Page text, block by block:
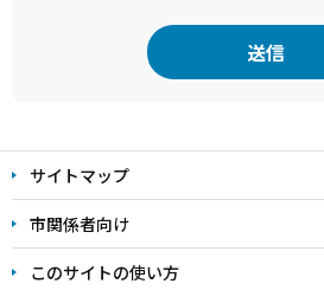
文
こ
こ
ま
サイトマップ
市関係者向け
このサイトの使い方